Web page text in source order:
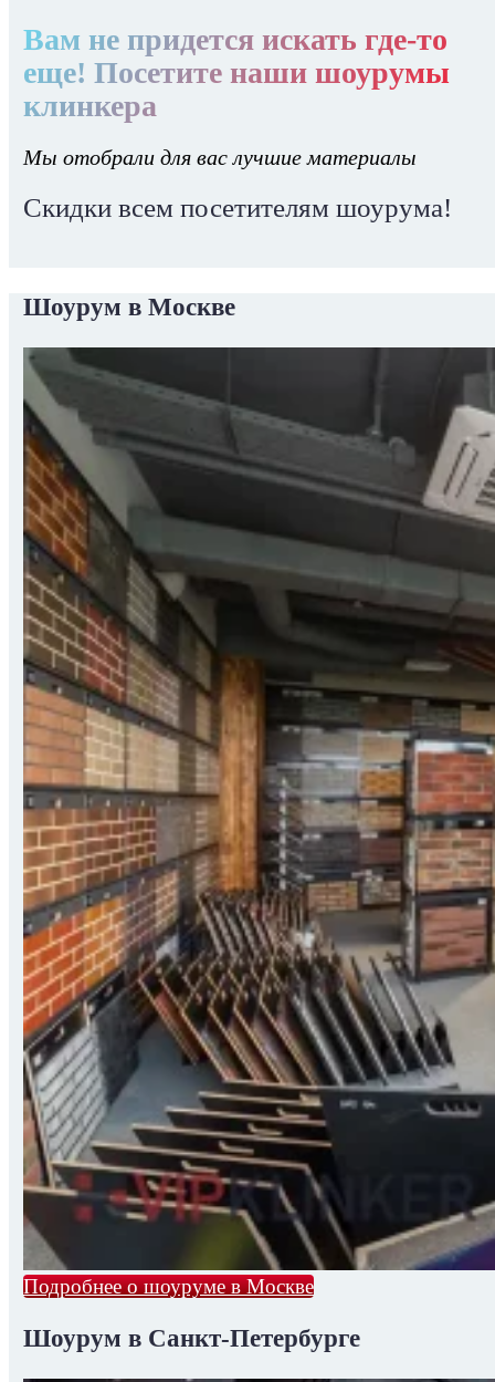
Вам не придется искать где-то
еще! Посетите наши шоурумы
клинкера
Мы отобрали для вас лучшие материалы
Скидки всем посетителям шоурума!
Шоурум в Москве
Подробнее о шоуруме в Москве
Шоурум в Санкт-Петербурге